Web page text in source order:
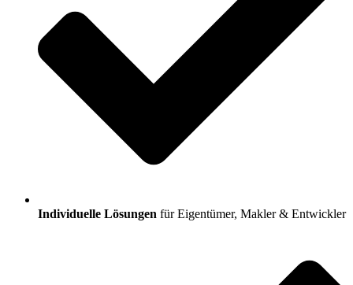
Individuelle Lösungen für Eigentümer, Makler & Entwickler